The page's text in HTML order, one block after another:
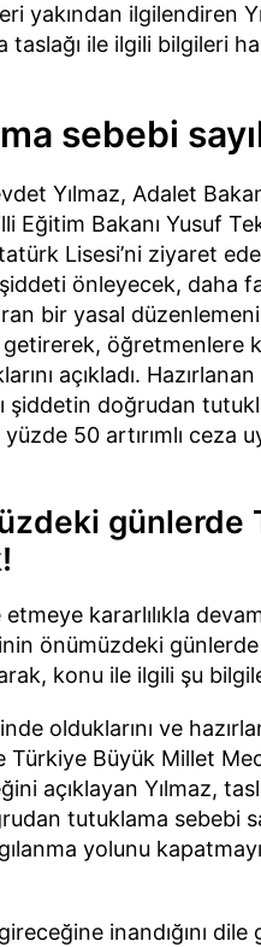
yakından ilgilendiren
taslağı ile ilgili bilgileri
sebebi
Yılmaz, Adalet
Eğitim Bakanı Yusuf
Lisesi’ni ziyaret
önleyecek, daha
bir yasal
öğretmenlere
açıkladı.
şiddetin doğrudan
50 artırımlı ceza
günlerde
kararlılıkla
önümüzdeki
konu ile ilgili şu
olduklarını ve
Büyük Millet
açıklayan Yılmaz,
tutuklama sebebi
yolunu kapatmayı
inandığını dile